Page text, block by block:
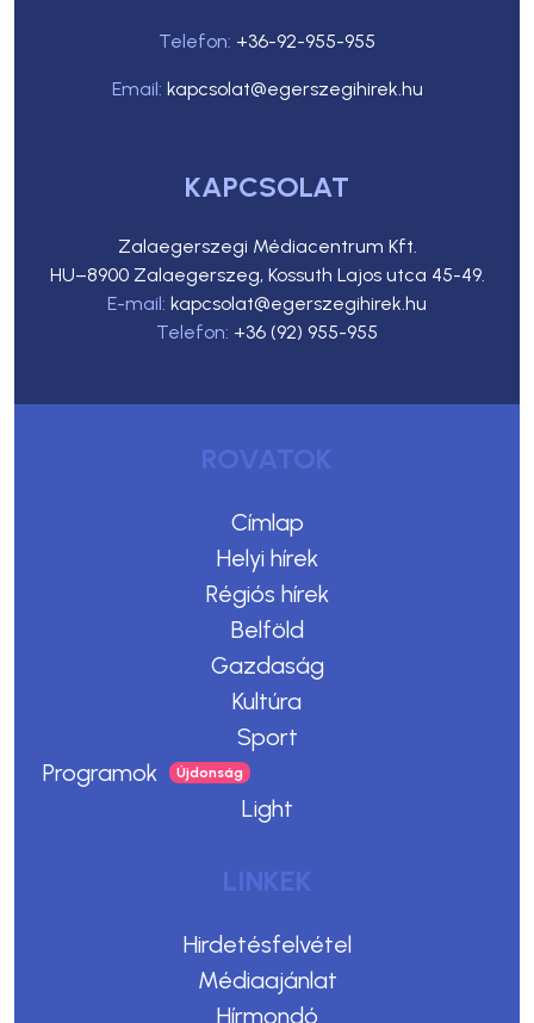
Telefon: +36-92-955-955
Email: kapcsolat@egerszegihirek.hu
KAPCSOLAT
Zalaegerszegi Médiacentrum Kft.
HU–8900 Zalaegerszeg, Kossuth Lajos utca 45-49.
E-mail: kapcsolat@egerszegihirek.hu
Telefon: +36 (92) 955-955
ROVATOK
Címlap
Helyi hírek
Régiós hírek
Belföld
Gazdaság
Kultúra
Sport
Programok
Light
LINKEK
Hirdetésfelvétel
Médiaajánlat
Hírmondó